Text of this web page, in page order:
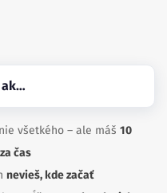
ak…
všetkého – ale máš 10
čas
nevieš, kde začať